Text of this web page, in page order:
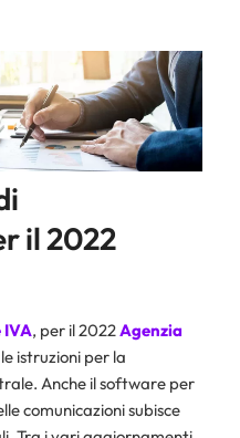
il 2022
, per il 2022Agenzia
istruzioni per la
Anche il software per
comunicazioni subisce